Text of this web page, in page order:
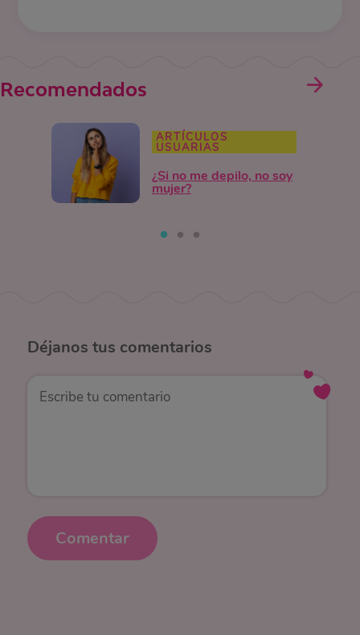
Recomendados
ARTÍCULOS
USUARIAS
¿Si no me depilo, no soy
mujer?
Déjanos tus comentarios
Comentar